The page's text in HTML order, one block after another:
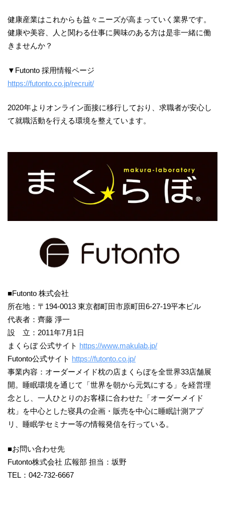
健康産業はこれからも益々ニーズが高まっていく業界です。
健康や美容、人と関わる仕事に興味のある方は是非一緒に働
きませんか？
▼Futonto 採用情報ページ
https://futonto.co.jp/recruit/
2020年よりオンライン面接に移行しており、求職者が安心し
て就職活動を行える環境を整えています。
■Futonto 株式会社
所在地：〒194-0013 東京都町田市原町田6-27-19平本ビル
代表者：齊藤 淨一
設 立：2011年7月1日
まくらぼ 公式サイト https://www.makulab.jp/
Futonto公式サイト https://futonto.co.jp/
事業内容：オーダーメイド枕の店まくらぼを全世界33店舗展
開。睡眠環境を通じて「世界を朝から元気にする」を経営理
念とし、一人ひとりのお客様に合わせた「オーダーメイド
枕」を中心とした寝具の企画・販売を中心に睡眠計測アプ
リ、睡眠学セミナー等の情報発信を行っている。
■お問い合わせ先
Futonto株式会社 広報部 担当：坂野
TEL：042-732-6667